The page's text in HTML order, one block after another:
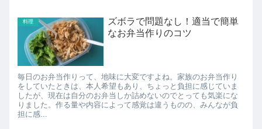
料理
ズボラで問題なし！適当で簡単
なお弁当作りのコツ
毎日のお弁当作りって、地味に大変ですよね。家族のお弁当作り
をしていたときは、本人希望もあり、ちょっと負担に感じていま
したが、現在は自分のお弁当しか詰めないのでとっても気楽にな
りました。作る量や内容によって感覚は違うものの、みんなが負
担に感...